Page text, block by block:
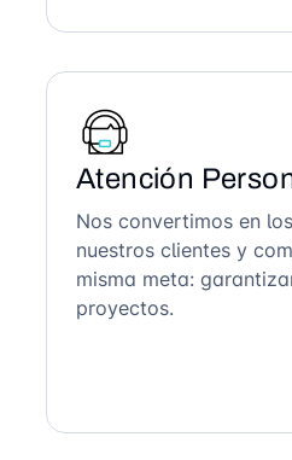
Atención
Nos convertimos en
nuestros clientes y
misma meta:
proyectos.